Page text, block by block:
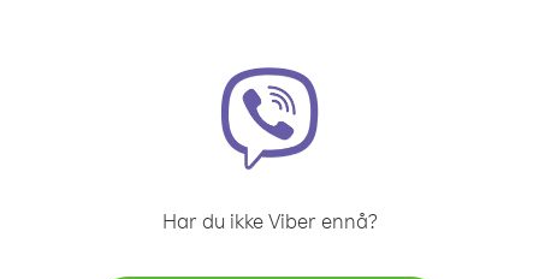
Har du ikke Viber ennå?